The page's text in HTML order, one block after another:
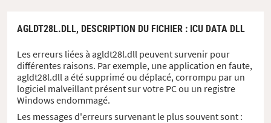
AGLDT28L.DLL, DESCRIPTION DU FICHIER : ICU DATA DLL
Les erreurs liées à agldt28l.dll peuvent survenir pour
différentes raisons. Par exemple, une application en faute,
agldt28l.dll a été supprimé ou déplacé, corrompu par un
logiciel malveillant présent sur votre PC ou un registre
Windows endommagé.
Les messages d'erreurs survenant le plus souvent sont :